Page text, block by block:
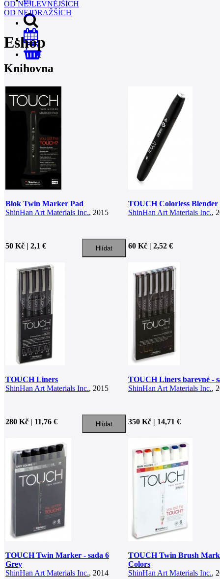
0
OD NEJLEVNĚJŠÍCH
OD NEJDRAŽŠÍCH
Eshop
Knihovna
Blok Twin Marker Pad
ShinHan Art Materials Inc., 2015
50 Kč | 2,1 €
TOUCH Colorless Blender
ShinHan Art Materials Inc.,
60 Kč | 2,52 €
TOUCH Liners
ShinHan Art Materials Inc., 2015
280 Kč | 11,76 €
TOUCH Liners barevné -
ShinHan Art Materials Inc.,
350 Kč | 14,71 €
TOUCH Twin Marker - sada 6
Grey
ShinHan Art Materials Inc., 2014
TOUCH Twin Brush
Colors
ShinHan Art Materials Inc.,